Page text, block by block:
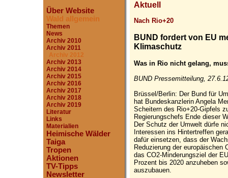
Über Website
Wald allgemein
Themen
News
Archiv 2010
Archiv 2011
Archiv 2012
Archiv 2013
Archiv 2014
Archiv 2015
Archiv 2016
Archiv 2017
Archiv 2018
Archiv 2019
Literatur
Links
Materialien
Heimische Wälder
Taiga
Tropen
Aktionen
TV-Tipps
Newsletter
Aktuell
Nach Rio+20
BUND fordert von EU
Klimaschutz
Was in Rio nicht gelang,
BUND Pressemitteilung,
Brüssel/Berlin: Der Bund für
hat Bundeskanzlerin Angela
Scheitern des Rio+20-Gipfels
Regierungschefs Ende dieser
Der Schutz der Umwelt dürfe
Interessen ins Hintertreffen
dafür einsetzen, dass der
Reduzierung der europäischen
das CO2-Minderungsziel der
Prozent bis 2020 anzuheben
auszubauen.